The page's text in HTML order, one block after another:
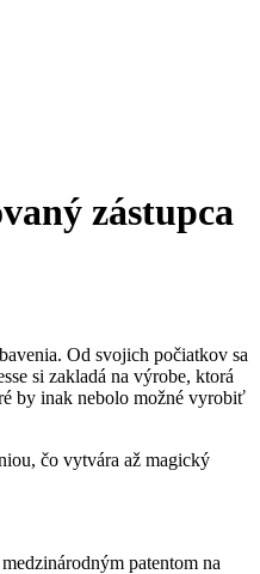
zástupca
Od svojich počiatkov sa
si zakladá na výrobe, ktorá
by inak nebolo možné vyrobiť
čo vytvára až magický
patentom na